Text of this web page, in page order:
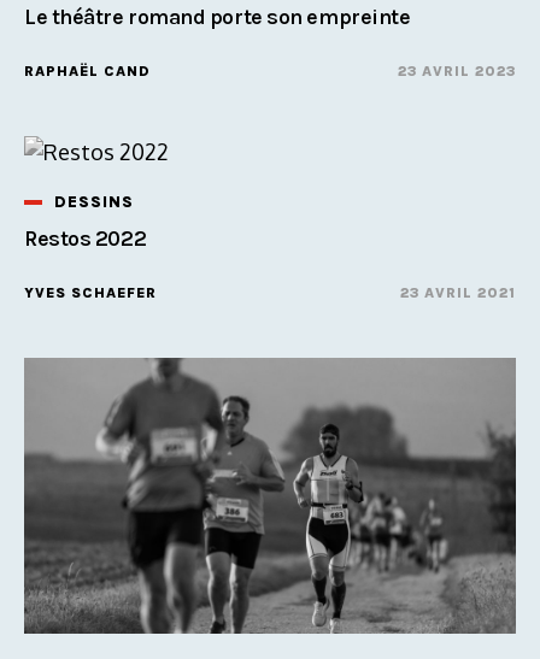
Le théâtre romand porte son empreinte
RAPHAËL CAND 23 AVRIL 2023
DESSINS
Restos 2022
YVES SCHAEFER 23 AVRIL 2021